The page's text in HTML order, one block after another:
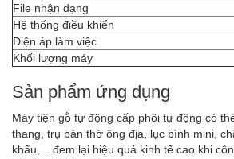
File nhận dạng
Hệ thống điều khiển
Điện áp làm việc
Khối lượng máy
Sản phẩm ứng dụng
Máy tiện gỗ tự động cấp phôi tự động có
thang, trụ bàn thờ ông địa, lục bình mini,
khẩu,... đem lại hiệu quả kinh tế cao khi